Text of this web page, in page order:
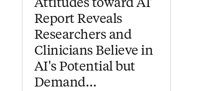
Attitudes toward AI’
Report Reveals
Researchers and
Clinicians Believe in
AI's Potential but
Demand